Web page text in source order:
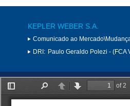
KEPLER WEBER S.A.
Comunicado ao
DRI: Paulo Geraldo Polezi - (FCA